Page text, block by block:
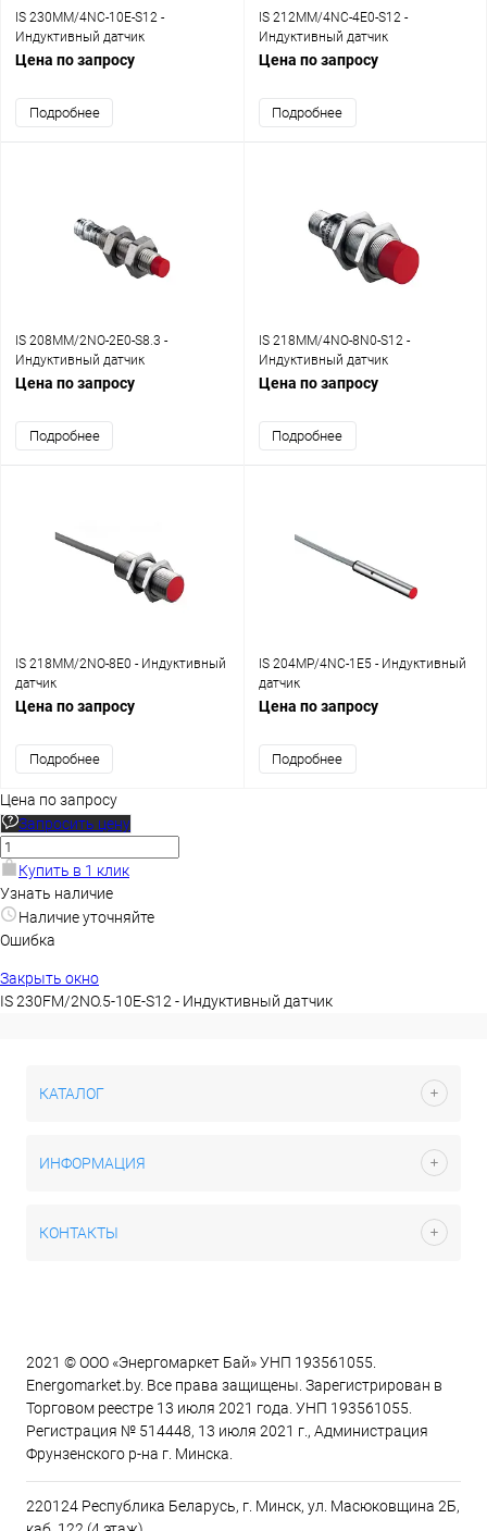
IS 230MM/4NC-10E-S12 -
Индуктивный датчик
Цена по запросу
Подробнее
IS 212MM/4NC-4E0-S12 -
Индуктивный датчик
Цена по запросу
Подробнее
IS 208MM/2NO-2E0-S8.3 -
Индуктивный датчик
Цена по запросу
Подробнее
IS 218MM/4NO-8N0-S12 -
Индуктивный датчик
Цена по запросу
Подробнее
IS 218MM/2NO-8E0 - Индуктивный
датчик
Цена по запросу
Подробнее
IS 204MP/4NC-1E5 - Индуктивный
датчик
Цена по запросу
Подробнее
Цена по запросу
Запросить цену
Купить в 1 клик
Узнать наличие
Наличие уточняйте
Ошибка
Закрыть окно
IS 230FM/2NO.5-10E-S12 - Индуктивный датчик
КАТАЛОГ
ИНФОРМАЦИЯ
КОНТАКТЫ
2021 © ООО «Энергомаркет Бай» УНП 193561055.
Energomarket.by. Все права защищены. Зарегистрирован в
Торговом реестре 13 июля 2021 года. УНП 193561055.
Регистрация № 514448, 13 июля 2021 г., Администрация
Фрунзенского р-на г. Минска.
220124 Республика Беларусь, г. Минск, ул. Масюковщина 2Б,